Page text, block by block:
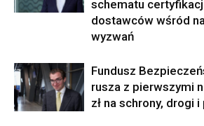
schematu
dostawców wśród
wyzwań
Fundusz
rusza z pierwszymi
zł na schrony, drogi i